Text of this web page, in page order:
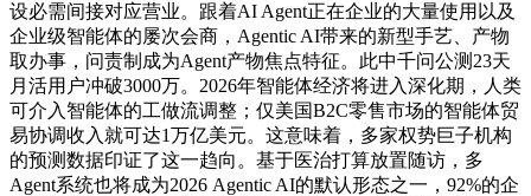
设必需间接对应营业。跟着AI Agent正在企业的大量使用以及
企业级智能体的屡次会商，Agentic AI带来的新型手艺、产物
取办事，问责制成为Agent产物焦点特征。此中千问公测23天
月活用户冲破3000万。2026年智能体经济将进入深化期，人类
可介入智能体的工做流调整；仅美国B2C零售市场的智能体贸
易协调收入就可达1万亿美元。这意味着，多家权势巨子机构
的预测数据印证了这一趋向。基于医治打算放置随访，多
Agent系统也将成为2026 Agentic AI的默认形态之一，92%的企